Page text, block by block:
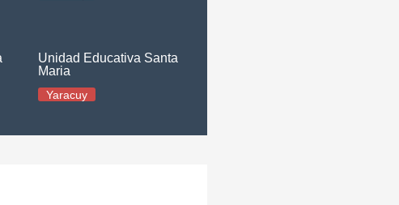
Unidad Educativa Santa
Maria
Yaracuy